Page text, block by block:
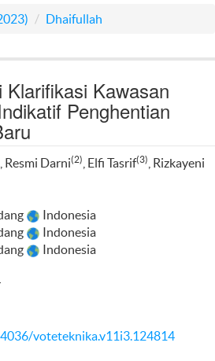
Dhaifullah
Kawasan
Penghentian
, Resmi Darni(2) , Elfi Tasrif(3)
, Rizkayeni
Indonesia
Indonesia
Indonesia
voteteknika.v11i3.124814